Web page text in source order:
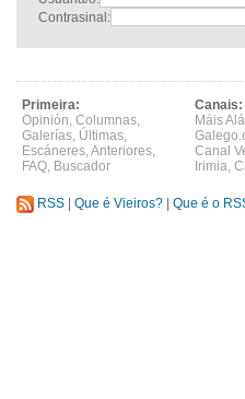
Contrasinal:
Primeira:
Opinión, Columnas,
Galerías, Últimas,
Escáneres,Anteriores,
FAQ, Buscador
Canais:
Máis Alá
Canal
Irimia,
RSS Que é Vieiros? Que é o